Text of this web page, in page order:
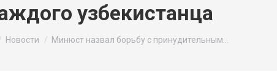
узбекистанца
Новости Минюст назвал борьбу с принудительным…